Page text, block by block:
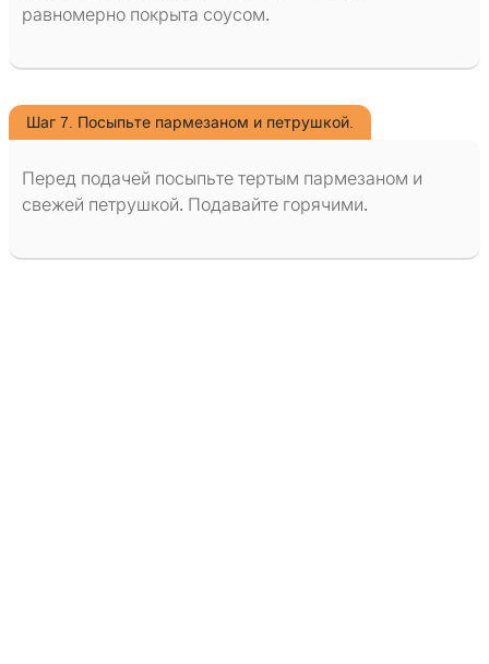
равномерно покрыта соусом.
Шаг 7. Посыпьте пармезаном и петрушкой.
Перед подачей посыпьте тертым пармезаном и
свежей петрушкой. Подавайте горячими.